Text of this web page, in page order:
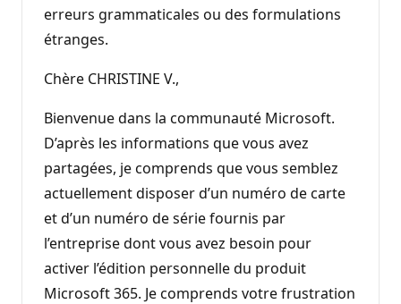
erreurs grammaticales ou des formulations
étranges.
Chère CHRISTINE V.,
Bienvenue dans la communauté Microsoft.
D’après les informations que vous avez
partagées, je comprends que vous semblez
actuellement disposer d’un numéro de carte
et d’un numéro de série fournis par
l’entreprise dont vous avez besoin pour
activer l’édition personnelle du produit
Microsoft 365. Je comprends votre frustration